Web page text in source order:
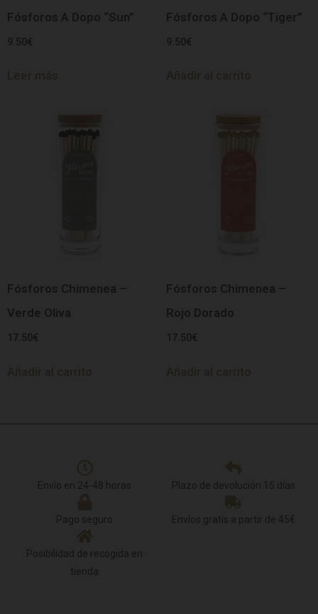
Fósforos A Dopo “Sun”
9.50€
Fósforos A Dopo “Tiger”
9.50€
Fósforos Chimenea –
Verde Oliva
17.50 €
Fósforos Chimenea –
Rojo Dorado
17.50 €
Envío en 24-48 horas Plazo de devolución 15 días
Pago seguro Envíos gratis a partir de 45€
Posibilidad de recogida en
tienda